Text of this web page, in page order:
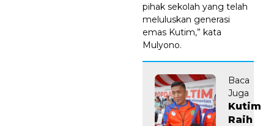
pihak sekolah yang telah
meluluskan generasi
emas Kutim,” kata
Mulyono.
Baca
Juga
Kutim
Raih